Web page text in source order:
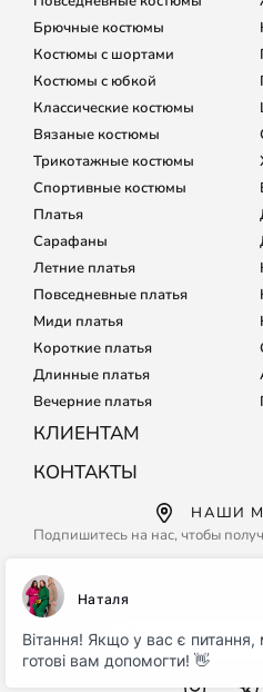
КЛИЕНТАМ
О компании
Частые вопросы
Договор оферты
Условия использования сайта
Бонусная программа
Брючные костюмы
Костюмы с шортами
Костюмы с юбкой
Классические костюмы
Вязаные костюмы
Трикотажные костюмы
Спортивные костюмы
Платья
Сарафаны
Летние платья
Повседневные платья
Миди платья
Короткие платья
Длинные платья
Вечерние платья
КОНТАКТЫ
+38 (067) 127-68-15
+38 (067) 133-64-80
info@maritel.com.ua
НАШИ
INSTAGRAM -
Подпишитесь на нас, чтобы